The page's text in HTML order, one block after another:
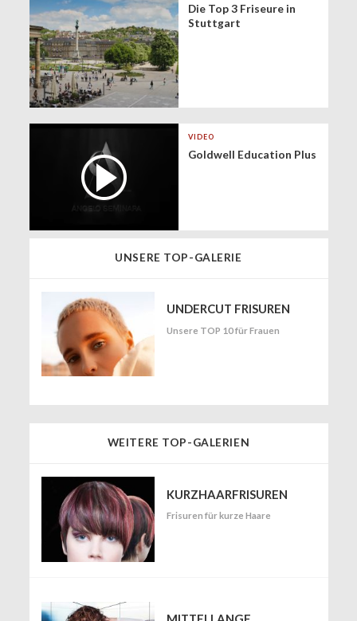
Die Top 3 Friseure in
Stuttgart
VIDEO
Goldwell Education Plus
UNSERE TOP-GALERIE
UNDERCUT FRISUREN
Unsere TOP 10 für Frauen
WEITERE TOP-GALERIEN
KURZHAARFRISUREN
Frisuren für kurze Haare